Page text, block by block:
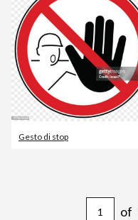
Gesto di stop
of